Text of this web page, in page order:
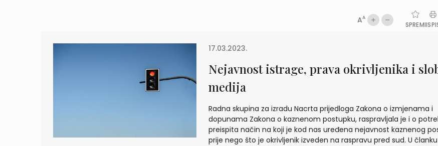
AA
SPREMI
17.03.2023.
Nejavnost istrage, prava okrivljenika i
medija
Radna skupina za izradu Nacrta prijedloga Zakona o izmjenama i
dopunama Zakona o kaznenom postupku, raspravljala je i o
preispita način na koji je kod nas uređena nejavnost kaznenog
prije nego što je okrivljenik izveden na raspravu pred sud. U